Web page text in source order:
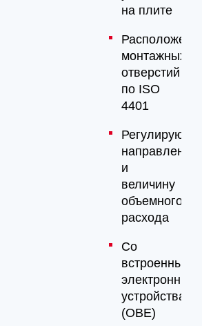
на плите
монтажных
отверстий
по ISO
4401
Регулируют
направление
и
величину
объемного
расхода
Со
встроенными
устройствами
(OBE)